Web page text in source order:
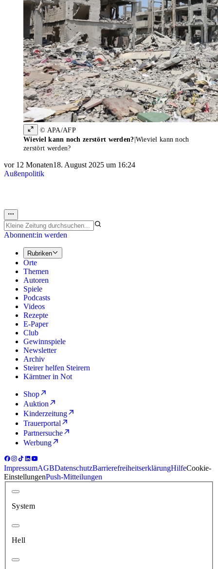
© APA/AFP
Wieviel kann noch zerstört werden? Wieviel kann noch
zerstört werden?
vor 12 Monaten18. August 2025 um 16:24
Außenpolitik
Abonnent:in werden
Rubriken
Orte
Themen
Autoren
Spiele
Podcasts
Videos
Rezepte
E-Paper
Club
Gewinnspiele
Newsletter
Archiv
Steirer helfen Steirern
Kärntner in Not
Shop
Auktion
Kinderzeitung
Trauerportal
Partnersuche
Werbung
ImpressumAGBDatenschutzBarrierefreiheitserklärungHilfeCookie-
EinstellungenPush-Mitteilungen
System
Hell